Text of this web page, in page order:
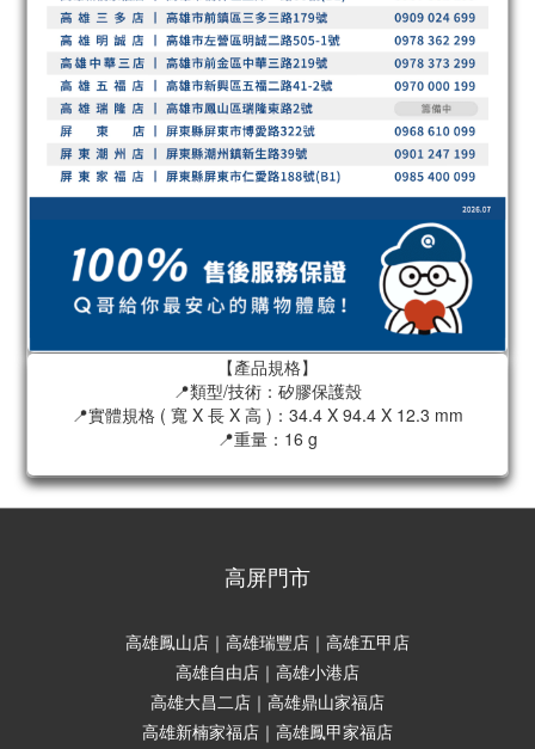
【產品規格】
📍類型/技術：矽膠保護殼
📍實體規格 ( 寬 X 長 X 高 )：34.4 X 94.4 X 12.3 mm
📍重量：16 g
高屏門市
高雄鳳山店｜高雄瑞豐店｜高雄五甲店
高雄自由店｜高雄小港店
高雄大昌二店｜高雄鼎山家福店
高雄新楠家福店｜高雄鳳甲家福店